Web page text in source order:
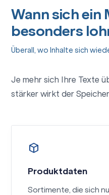
Wann sich ein
besonders
Überall, wo Inhalte sich
Je mehr sich Ihre Texte
stärker wirkt der
Produktdaten
Sortimente, die sich